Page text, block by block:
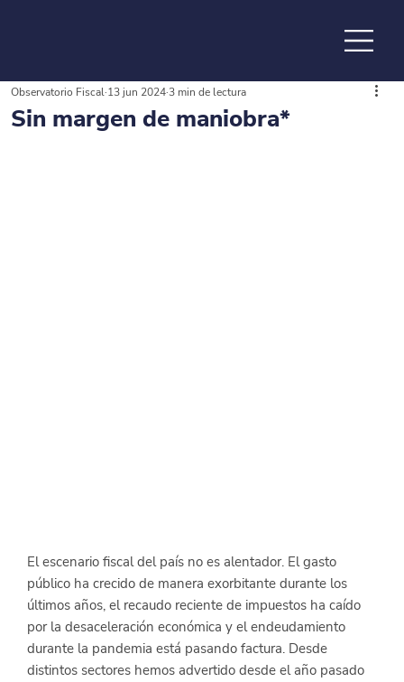
de la
Sin margen de maniobra*
Observatorio Fiscal 13 jun 20243 min de lectura
El escenario fiscal del país no es alentador. El gasto
público ha crecido de manera exorbitante durante los
últimos años, el recaudo reciente de impuestos ha caído
por la desaceleración económica y el endeudamiento
durante la pandemia está pasando factura. Desde
distintos sectores hemos advertido desde el año pasado